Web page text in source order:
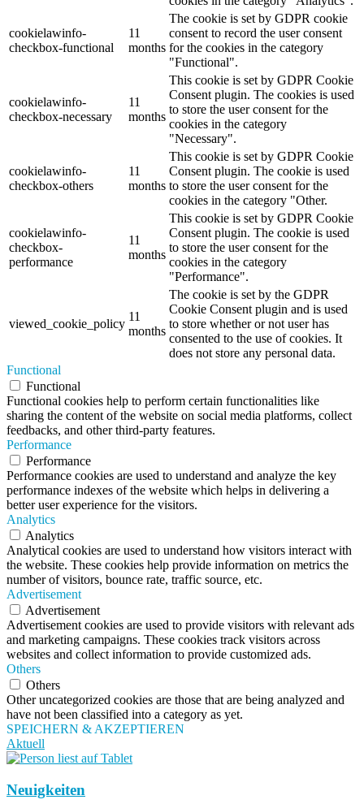
cookielawinfo-
checkbox-functional
11
months
The cookie is set by GDPR cookie
consent to record the user consent
for the cookies in the category
"Functional".
cookielawinfo-
checkbox-necessary
11
months
This cookie is set by GDPR Cookie
Consent plugin. The cookies is used
to store the user consent for the
cookies in the category
"Necessary".
cookielawinfo-
checkbox-others
11
months
This cookie is set by GDPR Cookie
Consent plugin. The cookie is used
to store the user consent for the
cookies in the category "Other.
cookielawinfo-
checkbox-
performance
11
months
This cookie is set by GDPR Cookie
Consent plugin. The cookie is used
to store the user consent for the
cookies in the category
"Performance".
viewed_cookie_policy
11
months
The cookie is set by the GDPR
Cookie Consent plugin and is used
to store whether or not user has
consented to the use of cookies. It
does not store any personal data.
Functional
Functional
Functional cookies help to perform certain functionalities like
sharing the content of the website on social media platforms, collect
feedbacks, and other third-party features.
Performance
Performance
Performance cookies are used to understand and analyze the key
performance indexes of the website which helps in delivering a
better user experience for the visitors.
Analytics
Analytics
Analytical cookies are used to understand how visitors interact with
the website. These cookies help provide information on metrics the
number of visitors, bounce rate, traffic source, etc.
Advertisement
Advertisement
Advertisement cookies are used to provide visitors with relevant ads
and marketing campaigns. These cookies track visitors across
websites and collect information to provide customized ads.
Others
Others
Other uncategorized cookies are those that are being analyzed and
have not been classified into a category as yet.
SPEICHERN & AKZEPTIEREN
Aktuell
Neuigkeiten